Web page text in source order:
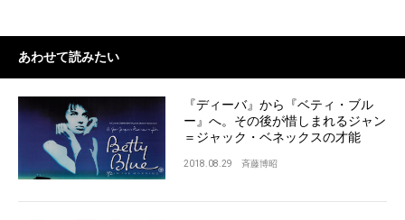
あわせて読みたい
『ディーバ』から『ベティ・ブル
ー』へ。その後が惜しまれるジャン
＝ジャック・ベネックスの才能
2018.08.29 斉藤博昭